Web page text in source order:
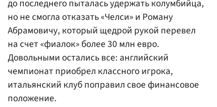
до последнего пыталась удержать колумбийца,
но не смогла отказать «Челси» и Роману
Абрамовичу, который щедрой рукой перевел
на счет «фиалок» более 30 млн евро.
Довольными остались все: английский
чемпионат приобрел классного игрока,
итальянский клуб поправил свое финансовое
положение.